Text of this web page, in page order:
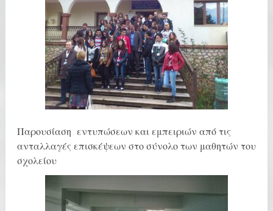
Παρουσίαση εντυπώσεων και εμπειριών από τις
ανταλλαγές επισκέψεων στο σύνολο των μαθητών του
σχολείου